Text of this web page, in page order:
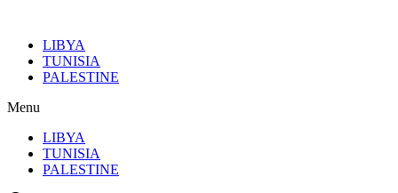
contenuLIBYA
TUNISIA
PALESTINE
Menu
LIBYA
TUNISIA
PALESTINE